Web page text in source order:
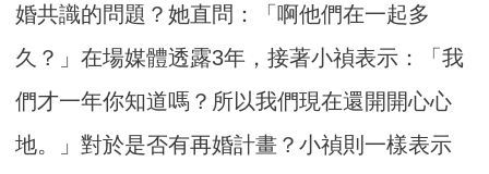
婚共識的問題？她直問：「啊他們在一起多
久？」在場媒體透露3年，接著小禎表示：「我
們才一年你知道嗎？所以我們現在還開開心心
地。」對於是否有再婚計畫？小禎則一樣表示